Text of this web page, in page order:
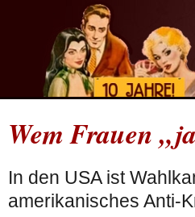
Wem Frauen
In den USA ist
amerikanisches Anti-